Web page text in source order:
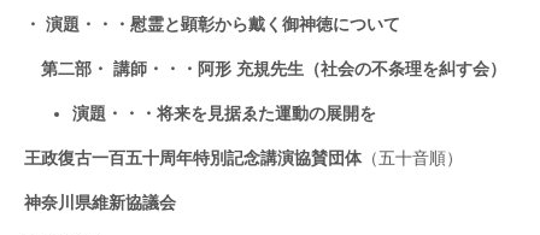
・ 演題・・・慰霊と顕彰から戴く御神徳について
第二部・ 講師・・・阿形 充規先生（社会の不条理を糾す会）
演題・・・将来を見据ゑた運動の展開を
王政復古一百五十周年特別記念講演協賛団体（五十音順）
神奈川県維新協議会